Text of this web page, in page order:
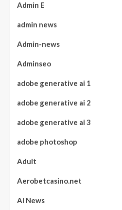
Admin E
admin news
Admin-news
Adminseo
adobe generative ai 1
adobe generative ai 2
adobe generative ai 3
adobe photoshop
Adult
Aerobetcasino.net
AI News